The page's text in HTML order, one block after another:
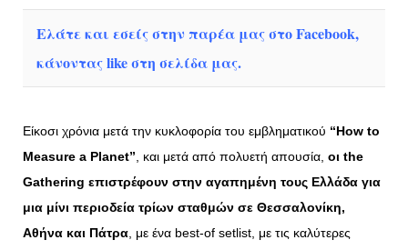
Ελάτε και εσείς στην παρέα μας στο Facebook,
κάνοντας like στη σελίδα μας.
Είκοσι χρόνια μετά την κυκλοφορία του εμβληματικού “How to
Measure a Planet”, και μετά από πολυετή απουσία, οι the
Gathering επιστρέφουν στην αγαπημένη τους Ελλάδα για
μια μίνι περιοδεία τρίων σταθμών σε Θεσσαλονίκη,
Αθήνα και Πάτρα, με ένα best-of setlist, με τις καλύτερες